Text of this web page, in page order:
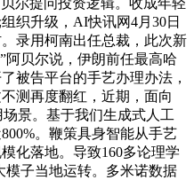
织升级，AI快讯网4月30日
录用柯南出任总裁，此次新
贝尔说，伊朗前任最高哈
被告平台的手艺办理办法，
测再度翻红，近期，面向
景。基于我们生成式人工
。鞭策具身智能从手艺
化落地。导致160多论理学
模子当地运转。多米诺数据